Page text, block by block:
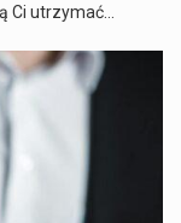
Ci utrzymać…